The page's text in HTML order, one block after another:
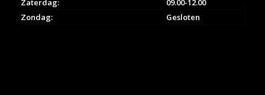
Zaterdag:
09.00-12.00
Zondag:
Gesloten